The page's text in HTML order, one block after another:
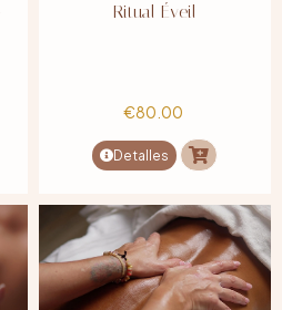
Ritual Éveil
€80.00
Detalles